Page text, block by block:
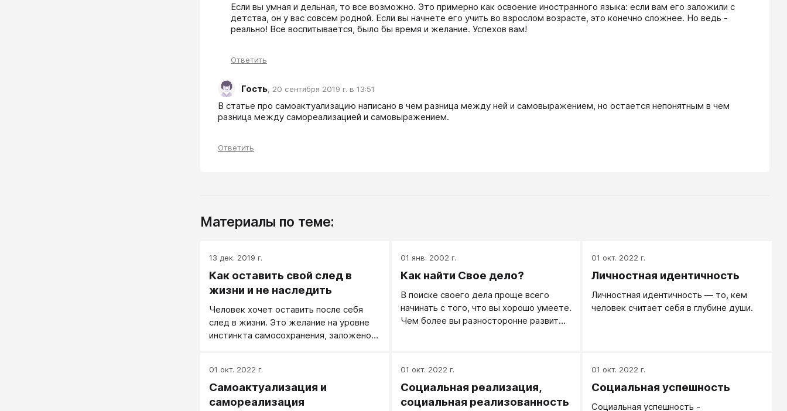
Если вы умная и дельная, то все возможно. Это примерно как освоение иностранного языка: если вам его заложили с
детства, он у вас совсем родной. Если вы начнете его учить во взрослом возрасте, это конечно сложнее. Но ведь -
реально! Все воспитывается, было бы время и желание. Успехов вам!
Ответить
Гость, 20 сентября 2019 г. в 13:51
В статье про самоактуализацию написано в чем разница между ней и самовыражением, но остается непонятным в чем
разница между самореализацией и самовыражением.
Ответить
Материалы по теме:
13 дек. 2019 г.
Как оставить свой след в
жизни и не наследить
Человек хочет оставить после себя
след в жизни. Это желание на уровне
инстинкта самосохранения, заложено
01 янв. 2002 г.
Как найти Свое дело?
В поиске своего дела проще всего
начинать с того, что вы хорошо умеете.
Чем более вы разносторонне развитый
что сейчас востребовано? Что людям
нужно, за что люди готовы платить?
01 окт. 2022 г.
Личностная идентичность
Личностная идентичность — то, кем
человек считает себя в глубине души.
01 окт. 2022 г.
Самоактуализация и
самореализация
01 окт. 2022 г.
Социальная реализация,
социальная реализованность
01 окт. 2022 г.
Социальная успешность
Социальная успешность -